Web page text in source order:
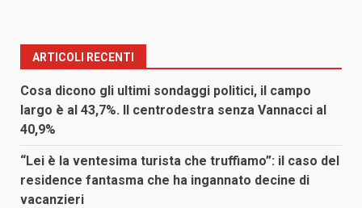
ARTICOLI RECENTI
Cosa dicono gli ultimi sondaggi politici, il campo
largo è al 43,7%. Il centrodestra senza Vannacci al
40,9%
“Lei è la ventesima turista che truffiamo”: il caso del
residence fantasma che ha ingannato decine di
vacanzieri